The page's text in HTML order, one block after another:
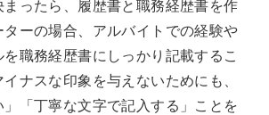
ったら、履歴書と職務経歴書を作
ーの場合、アルバイトでの経験や
職務経歴書にしっかり記載するこ
ナスな印象を与えないためにも、
」「丁寧な文字で記入する」ことを